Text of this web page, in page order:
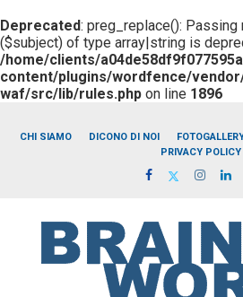
Deprecated: preg_replace():
($subject) of type array|string is
/home/clients/
content/plugins/wordfence/
waf/src/lib/rules.php on line 1896
CHI SIAMO DICONO DI NOI
PRIVACY POLICY